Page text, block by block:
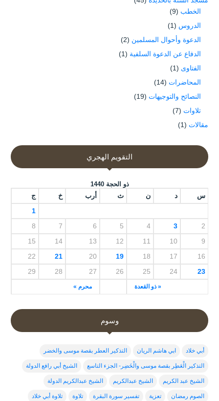
الخطب (9)
الدروس (1)
الدعوة وأحوال المسلمين (2)
الدفاع عن الدعوة السلفية (1)
الفتاوى (1)
المحاضرات (14)
النصائح والتوجيهات (19)
تلاوات (7)
مقالات (1)
التقويم الهجري
ذو الحجة 1440
س د ن ث أرب خ ج
« ذو القعدة محرم »
1
2
3
4
5
6
7
8
9
10
11
12
13
14
15
16
17
18
19
20
21
22
23
24
25
26
27
28
29
وسوم
أبي خلاد ابي هاشم الريان التذكير العطر بقصة موسى والخضر
التذكير الْعَطِر بقصة موسى والْخَضِر- الجزء التاسع الشيخ أبي رافع الدولة
الشيخ عبد الكريم الشيخ عبدالكريم الشيخ عبدالكريم الدولة
الصوم رمضان تعزية تفسير سورة البقرة تلاوة تلاوة أبي خلاد